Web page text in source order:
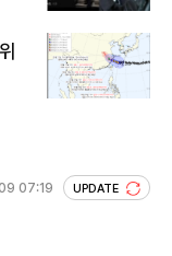
07:19 UPDATE